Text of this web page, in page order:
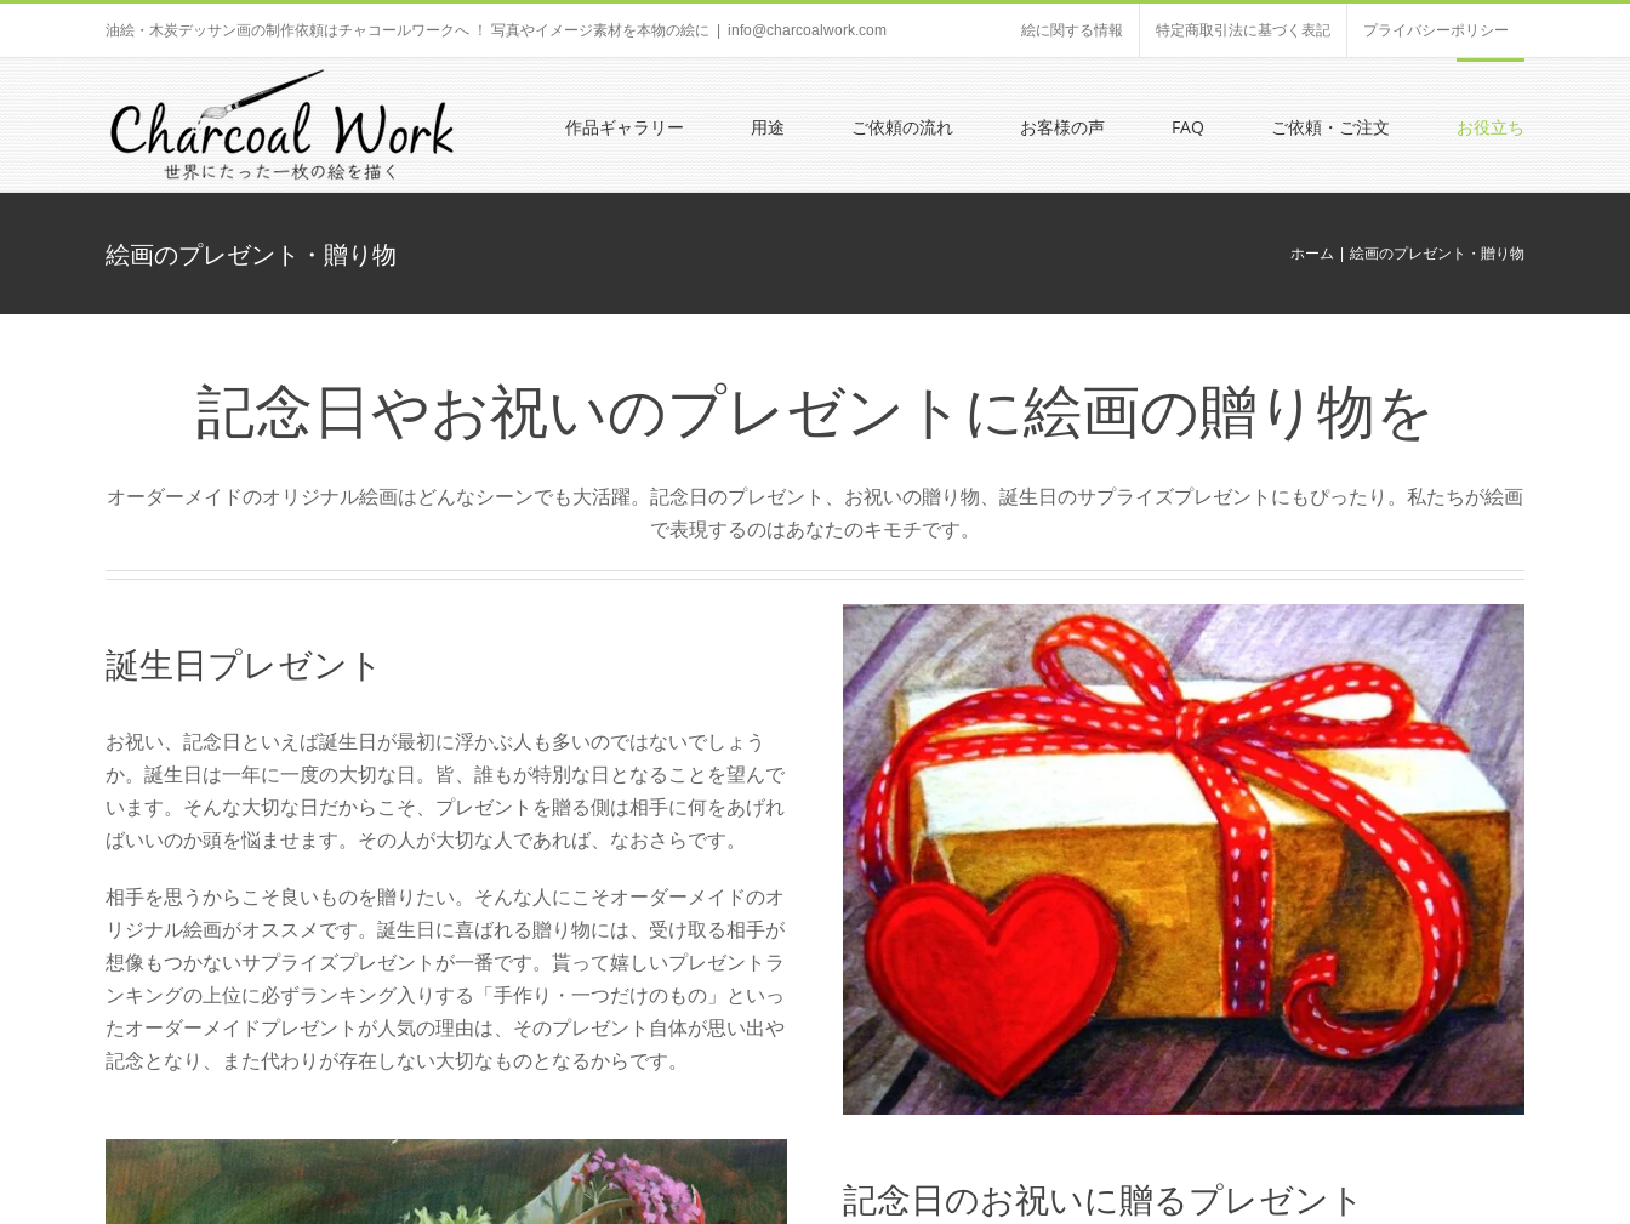
油絵・木炭デッサン画の制作依頼はチャコールワークへ ！ 写真やイメージ素材を本物の絵に info@charcoalwork.com 絵に関する情報 特定商取引法に基づく表記 プライバシーポリシー
作品ギャラリー 用途 ご依頼の流れ お客様の声 FAQ ご依頼・ご注文 お役立ち
絵画のプレゼント・贈り物 ホーム 絵画のプレゼント・贈り物
記念日やお祝いのプレゼントに絵画の贈り物を
オーダーメイドのオリジナル絵画はどんなシーンでも大活躍。記念日のプレゼント、お祝いの贈り物、誕生日のサプライズプレゼントにもぴったり。私たちが絵画
で表現するのはあなたのキモチです。
誕生日プレゼント
お祝い、記念日といえば誕生日が最初に浮かぶ人も多いのではないでしょう
か。誕生日は一年に一度の大切な日。皆、誰もが特別な日となることを望んで
います。そんな大切な日だからこそ、プレゼントを贈る側は相手に何をあげれ
ばいいのか頭を悩ませます。その人が大切な人であれば、なおさらです。
相手を思うからこそ良いものを贈りたい。そんな人にこそオーダーメイドのオ
リジナル絵画がオススメです。誕生日に喜ばれる贈り物には、受け取る相手が
想像もつかないサプライズプレゼントが一番です。貰って嬉しいプレゼントラ
ンキングの上位に必ずランキング入りする「手作り・一つだけのもの」といっ
たオーダーメイドプレゼントが人気の理由は、そのプレゼント自体が思い出や
記念となり、また代わりが存在しない大切なものとなるからです。
記念日のお祝いに贈るプレゼント